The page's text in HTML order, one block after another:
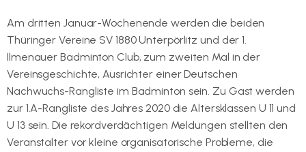
Am dritten Januar-Wochenende werden die beiden
Thüringer Vereine SV 1880 Unterpörlitz und der 1.
Ilmenauer Badminton Club, zum zweiten Mal in der
Vereinsgeschichte, Ausrichter einer Deutschen
Nachwuchs-Rangliste im Badminton sein. Zu Gast werden
zur 1.A-Rangliste des Jahres 2020 die Altersklassen U 11 und
U 13 sein. Die rekordverdächtigen Meldungen stellten den
Veranstalter vor kleine organisatorische Probleme, die